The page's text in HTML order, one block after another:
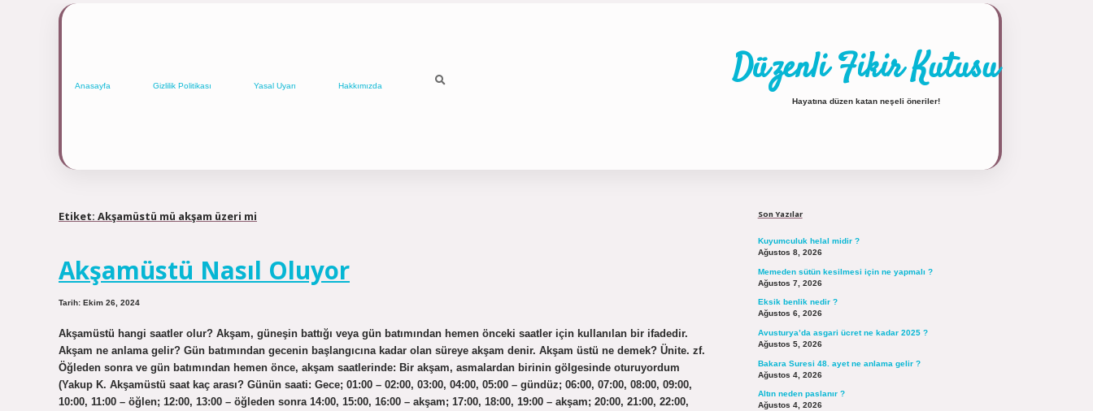
Anasayfa Gizlilik Politikası Yasal Uyarı Hakkımızda Düzenli Fikir Kutusu
Hayatına düzen katan neşeli öneriler!
Etiket: Akşamüstü mü akşam üzeri mi
Akşamüstü Nasıl Oluyor
Tarih: Ekim 26, 2024
Akşamüstü hangi saatler olur? Akşam, güneşin battığı veya gün batımından hemen önceki saatler için kullanılan bir ifadedir.
Akşam ne anlama gelir? Gün batımından gecenin başlangıcına kadar olan süreye akşam denir. Akşam üstü ne demek? Ünite. zf.
Öğleden sonra ve gün batımından hemen önce, akşam saatlerinde: Bir akşam, asmalardan birinin gölgesinde oturuyordum
(Yakup K. Akşamüstü saat kaç arası? Günün saati: Gece; 01:00 – 02:00, 03:00, 04:00, 05:00 – gündüz; 06:00, 07:00, 08:00, 09:00,
10:00, 11:00 – öğlen; 12:00, 13:00 – öğleden sonra 14:00, 15:00, 16:00 – akşam; 17:00, 18:00, 19:00 – akşam; 20:00, 21:00, 22:00,
Son Yazılar
Kuyumculuk helal midir ?
Ağustos 8, 2026
Memeden sütün kesilmesi için ne yapmalı ?
Ağustos 7, 2026
Eksik benlik nedir ?
Ağustos 6, 2026
Avusturya’da asgari ücret ne kadar 2025 ?
Ağustos 5, 2026
Bakara Suresi 48. ayet ne anlama gelir ?
Ağustos 4, 2026
Altın neden paslanır ?
Ağustos 4, 2026